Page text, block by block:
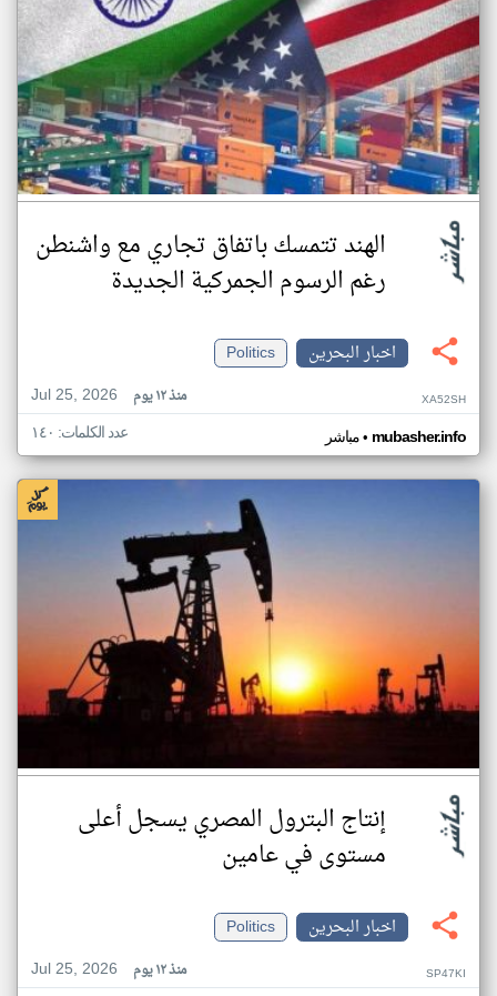
الهند تتمسك باتفاق تجاري مع واشنطن
رغم الرسوم الجمركية الجديدة
اخبار البحرين
Politics
Jul 25, 2026
منذ ١٢ يوم XA52SH
مباشر• mubasher.info عدد الكلمات: ١٤٠
إنتاج البترول المصري يسجل أعلى
مستوى في عامين
اخبار البحرين
Politics
Jul 25, 2026
منذ ١٢ يوم SP47KI